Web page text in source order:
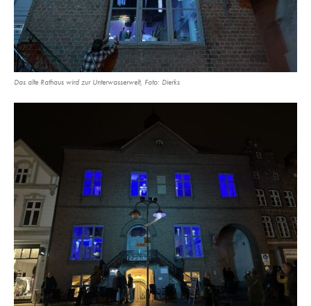
Das alte Rathaus wird zur Unterwasserwelt, Foto: Dierks